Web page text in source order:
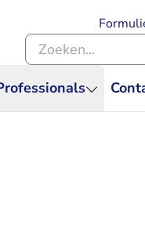
Zoeken binnen de